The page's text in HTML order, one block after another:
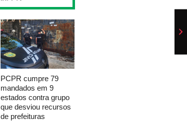
PCPR cumpre 79
mandados em 9
estados contra grupo
que desviou recursos
de prefeituras